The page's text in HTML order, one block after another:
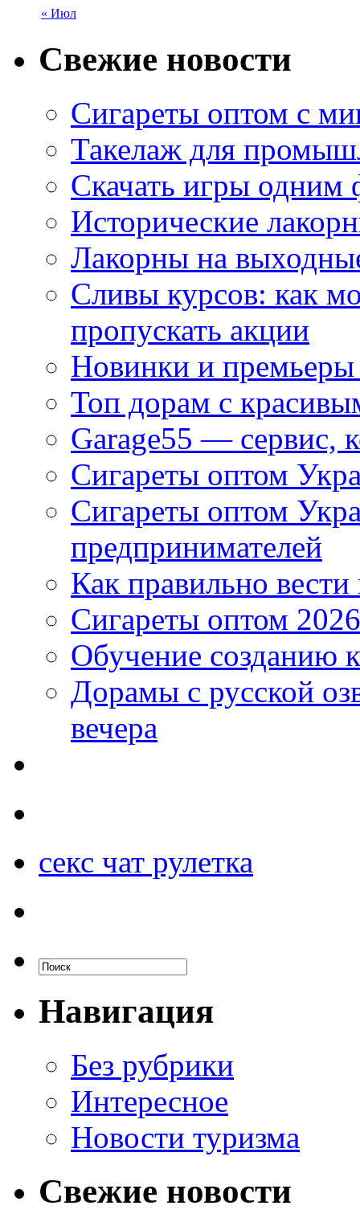
« Июл
Свежие новости
Сигареты оптом с
Такелаж для
Скачать игры одним
Исторические
Лакорны на
Сливы курсов: как
пропускать акции
Новинки и
Топ дорам с
Garage55 — сервис,
Сигареты оптом
Сигареты оптом
предпринимателей
Как правильно
Сигареты оптом
Обучение созданию
Дорамы с русской
вечера
секс чат рулетка
Навигация
Без рубрики
Интересное
Новости туризма
Свежие новости